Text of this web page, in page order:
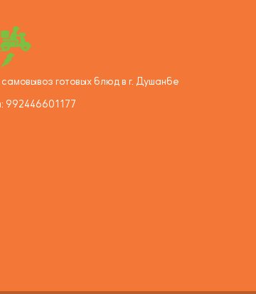
готовых блюд в г. Душанбе
992446601177